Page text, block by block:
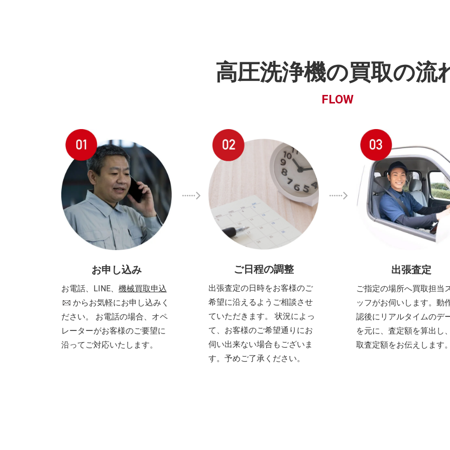
高圧洗浄機の買取の流
FLOW
お申し込み
お電話、LINE、 機械買取申込
からお気軽にお申し込みく
ださい。 お電話の場合、オペ
レーターがお客様のご要望に
沿ってご対応いたします。
ご日程の調整
出張査定の日時をお客様のご
希望に沿えるようご相談させ
ていただきます。 状況によっ
て、お客様のご希望通りにお
伺い出来ない場合もございま
す。予めご了承ください。
出張査定
ご指定の場所へ買取担当
ッフがお伺いします。動
認後にリアルタイムのデ
を元に、査定額を算出し
取査定額をお伝えします